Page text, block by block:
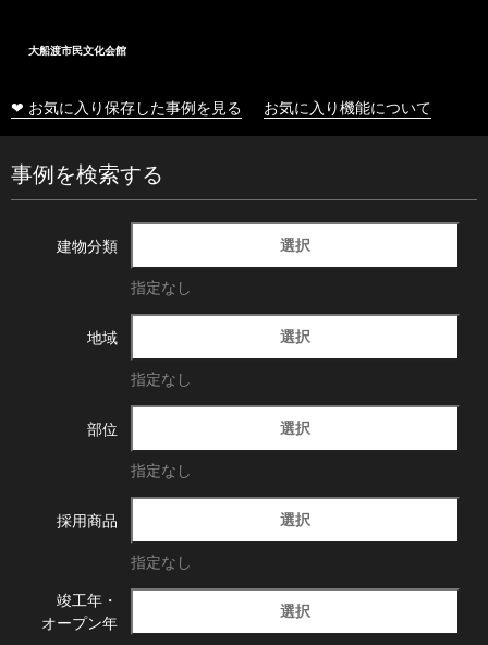
大船渡市民文化会館
❤ お気に入り保存した事例を見る お気に入り機能について
事例を検索する
建物分類 選択
指定なし
地域 選択
指定なし
部位 選択
指定なし
採用商品 選択
指定なし
竣工年・
オープン年
選択